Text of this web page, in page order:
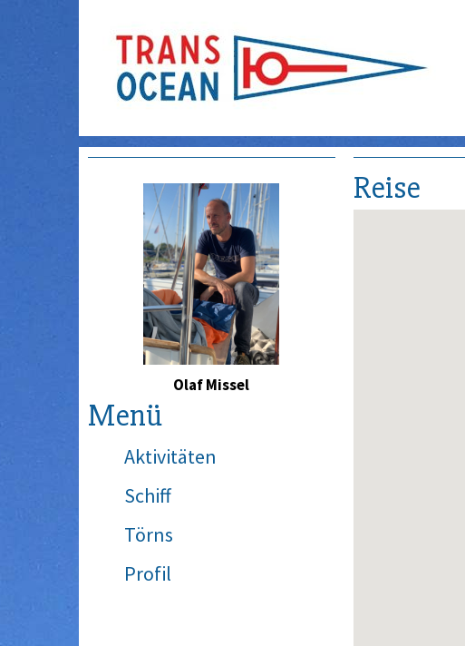
Olaf Missel
Menü
Aktivitäten
Schiff
Törns
Profil
Reise